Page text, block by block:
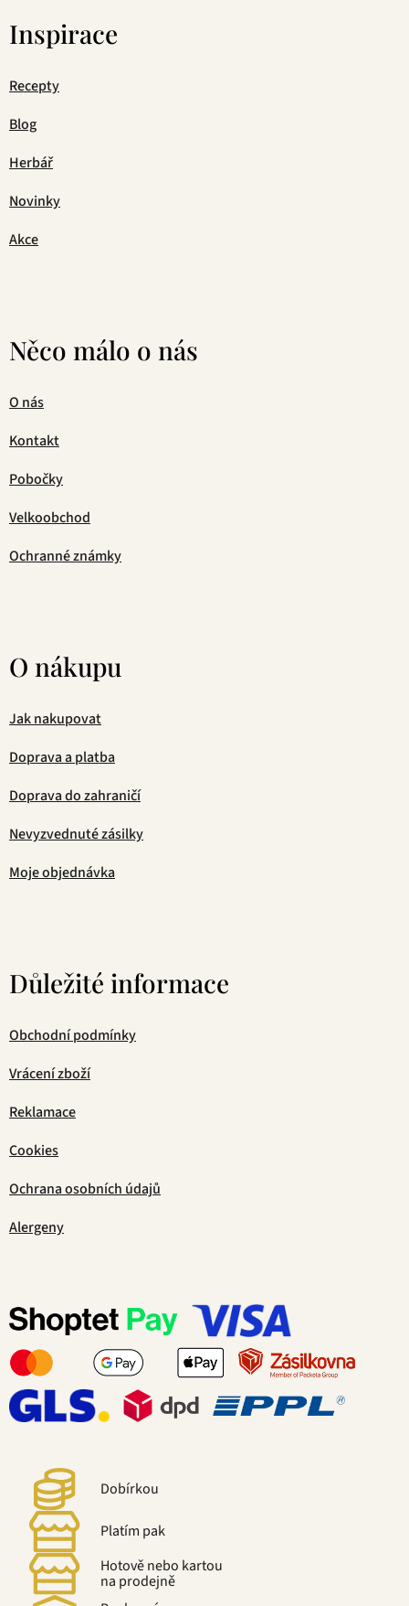
Inspirace
Recepty
Blog
Herbář
Novinky
Akce
Něco málo o nás
O nás
Kontakt
Pobočky
Velkoobchod
Ochranné známky
O nákupu
Jak nakupovat
Doprava a platba
Doprava do zahraničí
Nevyzvednuté zásilky
Moje objednávka
Důležité informace
Obchodní podmínky
Vrácení zboží
Reklamace
Cookies
Ochrana osobních údajů
Alergeny
Dobírkou
Platím pak
Hotově nebo kartou
na prodejně